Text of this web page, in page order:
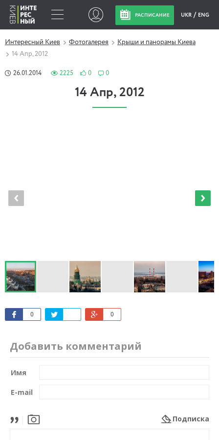
РАСПИСАНИЕ UKR ENG
Интересный Киев Фотогалерея
Крыши и панорамы Киева
14 Апр, 2012
26.01.2014 2225 0 0
14 Апр, 2012
0 0
Добавить комментарий
Имя
E-mail
Подписка